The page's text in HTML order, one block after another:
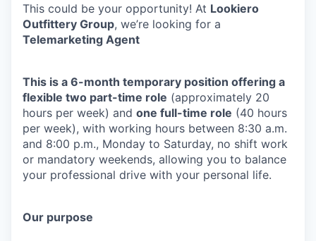
This could be your opportunity! At Lookiero
Outfittery Group, we’re looking for a
Telemarketing Agent
This is a 6-month temporary position offering a
flexible two part-time role (approximately 20
hours per week) and one full-time role (40 hours
per week), with working hours between 8:30 a.m.
and 8:00 p.m., Monday to Saturday, no shift work
or mandatory weekends, allowing you to balance
your professional drive with your personal life.
Our purpose